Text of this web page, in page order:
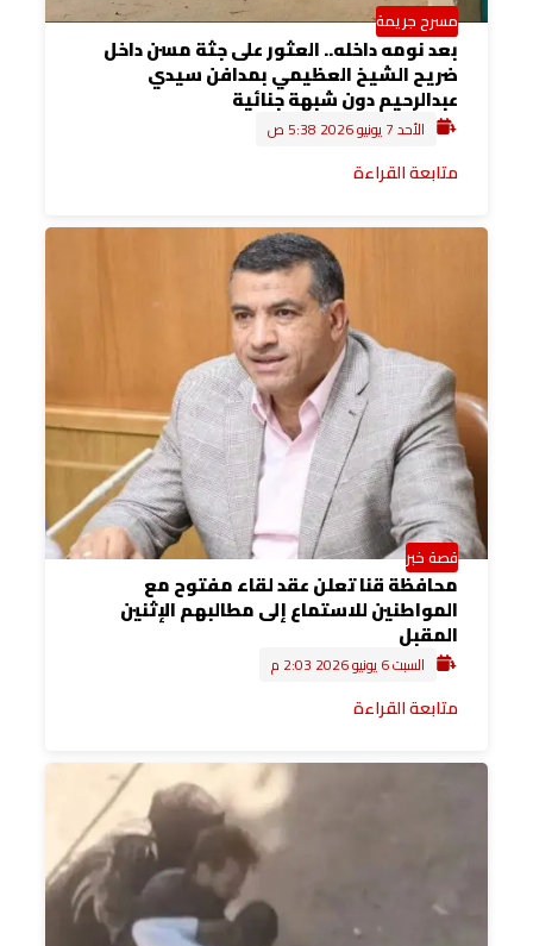
مسرح جريمة
بعد نومه داخله.. العثور على جثة مسن داخل
ضريح الشيخ العظيمي بمدافن سيدي
عبدالرحيم دون شبهة جنائية
الأحد 7 يونيو 2026 5:38 ص
متابعة القراءة
قصة خبر
محافظة قنا تعلن عقد لقاء مفتوح مع
المواطنين للاستماع إلى مطالبهم الإثنين
المقبل
السبت 6 يونيو 2026 2:03 م
متابعة القراءة